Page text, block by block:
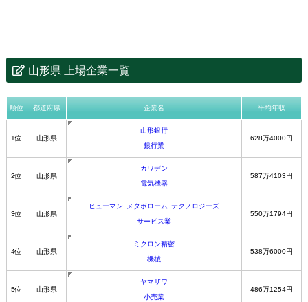
山形県 上場企業一覧
順位 都道府県 企業名 平均年収
1位 山形県
山形銀行
銀行業
628万4000円
2位 山形県
カワデン
電気機器
587万4103円
3位 山形県
ヒューマン･メタボローム･テクノロジーズ
サービス業
550万1794円
4位 山形県
ミクロン精密
機械
538万6000円
5位 山形県
ヤマザワ
小売業
486万1254円